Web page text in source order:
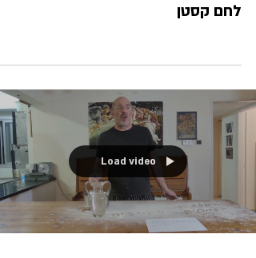
לחם קסטן
Load video